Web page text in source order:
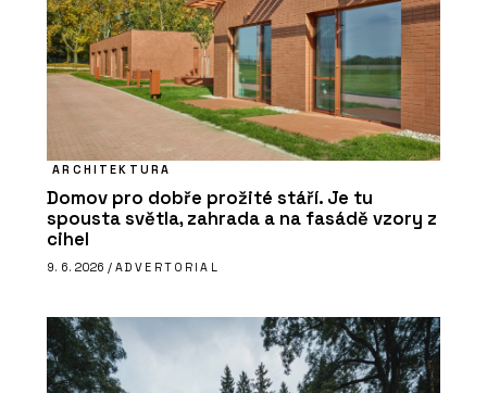
ARCHITEKTURA
Domov pro dobře prožité stáří. Je tu
spousta světla, zahrada a na fasádě vzory z
cihel
9. 6. 2026 / ADVERTORIAL